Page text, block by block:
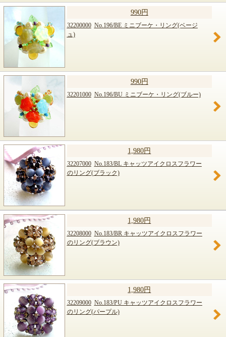
990円
32200000 No.196/BE ミニブーケ・リング(ベージ
ュ)
990円
32201000 No.196/BU ミニブーケ・リング(ブルー)
1,980円
32207000 No.183/BL キャッツアイクロスフラワー
のリング(ブラック)
1,980円
32208000 No.183/BR キャッツアイクロスフラワー
のリング(ブラウン)
1,980円
32209000 No.183/PU キャッツアイクロスフラワー
のリング(パープル)